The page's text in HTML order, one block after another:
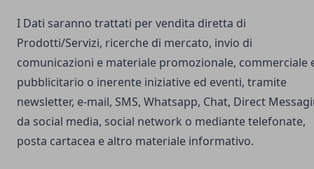
I Dati saranno trattati per vendita diretta di
Prodotti/Servizi, ricerche di mercato, invio di
comunicazioni e materiale promozionale, commerciale
pubblicitario o inerente iniziative ed eventi, tramite
newsletter, e-mail, SMS, Whatsapp, Chat, Direct
da social media, social network o mediante telefonate,
posta cartacea e altro materiale informativo.